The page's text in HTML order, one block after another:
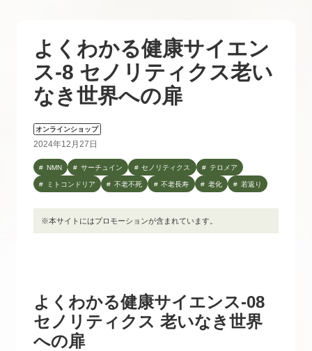
よくわかる健康サイエン
ス-8 セノリティクス老い
なき世界への扉
オンラインショップ
2024年12月27日
NMN サーチュイン セノリティクス テロメア
ミトコンドリア 不老不死 不老長寿 老化 若返り
※本サイトにはプロモーションが含まれています。
よくわかる健康サイエンス-08
セノリティクス 老いなき世界
への扉